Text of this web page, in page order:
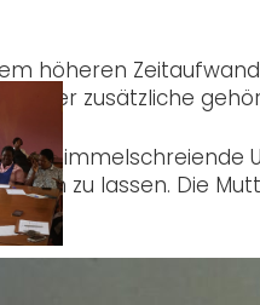
höheren
der zusätzliche
zu lassen. Die